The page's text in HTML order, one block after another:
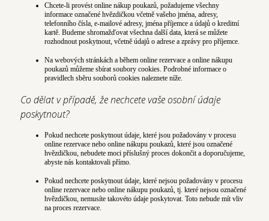
Chcete-li provést online nákup poukazů, požadujeme všechny
informace označené hvězdičkou včetně vašeho jména, adresy,
telefonního čísla, e-mailové adresy, jména příjemce a údajů o kreditní
kartě. Budeme shromažďovat všechna další data, která se můžete
rozhodnout poskytnout, včetně údajů o adrese a zprávy pro příjemce.
Na webových stránkách a během online rezervace a online nákupu
poukazů můžeme sbírat soubory cookies. Podrobné informace o
pravidlech sběru souborů cookies naleznete níže.
Co dělat v případě, že nechcete vaše osobní údaje
poskytnout?
Pokud nechcete poskytnout údaje, které jsou požadovány v procesu
online rezervace nebo online nákupu poukazů, které jsou označené
hvězdičkou, nebudete moci příslušný proces dokončit a doporučujeme,
abyste nás kontaktovali přímo.
Pokud nechcete poskytnout údaje, které nejsou požadovány v procesu
online rezervace nebo online nákupu poukazů, tj. které nejsou označené
hvězdičkou, nemusíte takovéto údaje poskytovat. Toto nebude mít vliv
na proces rezervace.